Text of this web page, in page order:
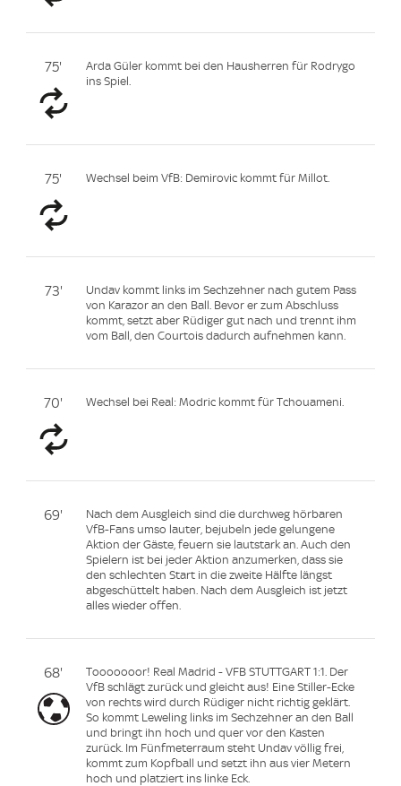
75'
Arda Güler kommt bei den Hausherren für Rodrygo
ins Spiel.
75' Wechsel beim VfB: Demirovic kommt für Millot.
73'
Undav kommt links im Sechzehner nach gutem Pass
von Karazor an den Ball. Bevor er zum Abschluss
kommt, setzt aber Rüdiger gut nach und trennt ihm
vom Ball, den Courtois dadurch aufnehmen kann.
70' Wechsel bei Real: Modric kommt für Tchouameni.
69'
Nach dem Ausgleich sind die durchweg hörbaren
VfB-Fans umso lauter, bejubeln jede gelungene
Aktion der Gäste, feuern sie lautstark an. Auch den
Spielern ist bei jeder Aktion anzumerken, dass sie
den schlechten Start in die zweite Hälfte längst
abgeschüttelt haben. Nach dem Ausgleich ist jetzt
alles wieder offen.
68'
Tooooooor! Real Madrid - VFB STUTTGART 1:1. Der
VfB schlägt zurück und gleicht aus! Eine Stiller-Ecke
von rechts wird durch Rüdiger nicht richtig geklärt.
So kommt Leweling links im Sechzehner an den Ball
und bringt ihn hoch und quer vor den Kasten
zurück. Im Fünfmeterraum steht Undav völlig frei,
kommt zum Kopfball und setzt ihn aus vier Metern
hoch und platziert ins linke Eck.